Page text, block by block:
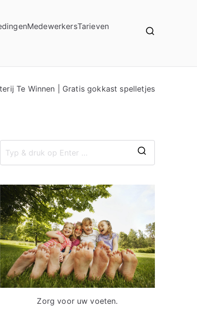
MedewerkersTarieven
Te Winnen | Gratis gokkast spelletjes
a
a
r
:
Zorg voor uw voeten.